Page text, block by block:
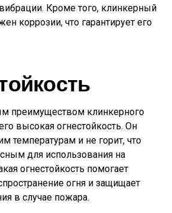
Кроме того, клинкерный
коррозии, что гарантирует его
преимуществом клинкерного
высокая огнестойкость. Он
температурам и не горит, что
для использования на
огнестойкость помогает
огня и защищает
в случае пожара.